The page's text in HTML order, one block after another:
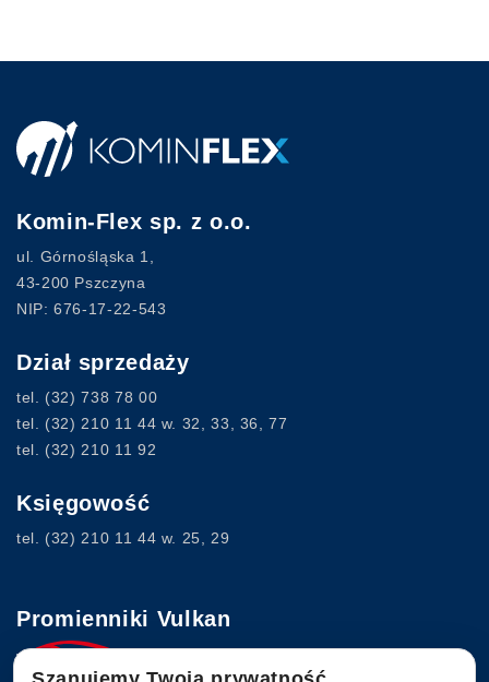
Komin-Flex sp. z o.o.
ul. Górnośląska 1,
43-200 Pszczyna
NIP: 676-17-22-543
Dział sprzedaży
tel. (32) 738 78 00
tel. (32) 210 11 44 w. 32, 33, 36, 77
tel. (32) 210 11 92
Księgowość
tel. (32) 210 11 44 w. 25, 29
Promienniki Vulkan